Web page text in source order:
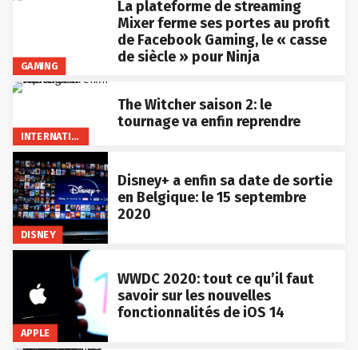
GAMING
La plateforme de streaming
Mixer ferme ses portes au profit
de Facebook Gaming, le « casse
de siècle » pour Ninja
INTERNATIONAL
The Witcher saison 2: le
tournage va enfin reprendre
DISNEY
Disney+ a enfin sa date de sortie
en Belgique: le 15 septembre
2020
APPLE
WWDC 2020: tout ce qu’il faut
savoir sur les nouvelles
fonctionnalités de iOS 14